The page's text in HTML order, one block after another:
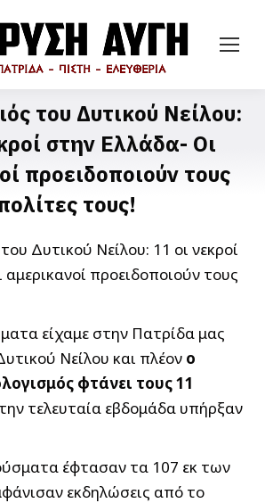
του Δυτικού Νείλου:
στην Ελλάδα- Οι
προειδοποιούν τους
τους!
είχαμε στην Πατρίδα μας
Νείλου και πλέον ο
φτάνει τους 11
τελευταία εβδομάδα υπήρξαν
έφτασαν τα 107 εκ των
εκδηλώσεις από το